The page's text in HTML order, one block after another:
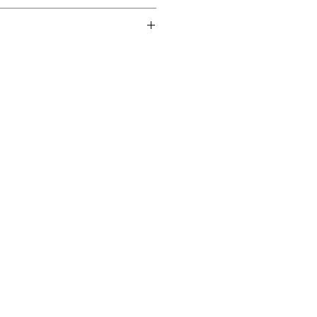
" Servicio Presencial" en el
encontrar en la lista de
la información de tu Asesoría de